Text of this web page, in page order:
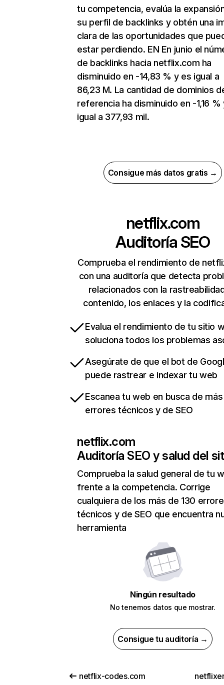
tu competencia, evalúa la
su perfil de backlinks y obtén una
clara de las oportunidades que
estar perdiendo. EN En junio el
de backlinks hacia netflix.com ha
disminuido en -14,83 % y es igual a
86,23 M. La cantidad de dominios
referencia ha disminuido en -1,16 %
igual a 377,93 mil.
Consigue más datos gratis →
netflix.com
Auditoría SEO
Comprueba el rendimiento de
con una auditoría que detecta
relacionados con la
contenido, los enlaces y la
Evalua el rendimiento de tu sitio
soluciona todos los problemas
Asegúrate de que el bot de
puede rastrear e indexar tu web
Escanea tu web en busca de
errores técnicos y de SEO
netflix.com
Auditoría SEO y salud del
Comprueba la salud general de tu
frente a la competencia. Corrige
cualquiera de los más de 130
técnicos y de SEO que encuentra
herramienta
Ningún resultado
No tenemos datos que mostrar.
Consigue tu auditoría →
netflix-codes.com